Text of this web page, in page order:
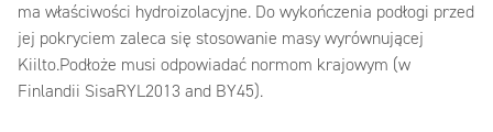
ma właściwości hydroizolacyjne. Do wykończenia podłogi przed
jej pokryciem zaleca się stosowanie masy wyrównującej
Kiilto.Podłoże musi odpowiadać normom krajowym (w
Finlandii SisaRYL2013 and BY45).